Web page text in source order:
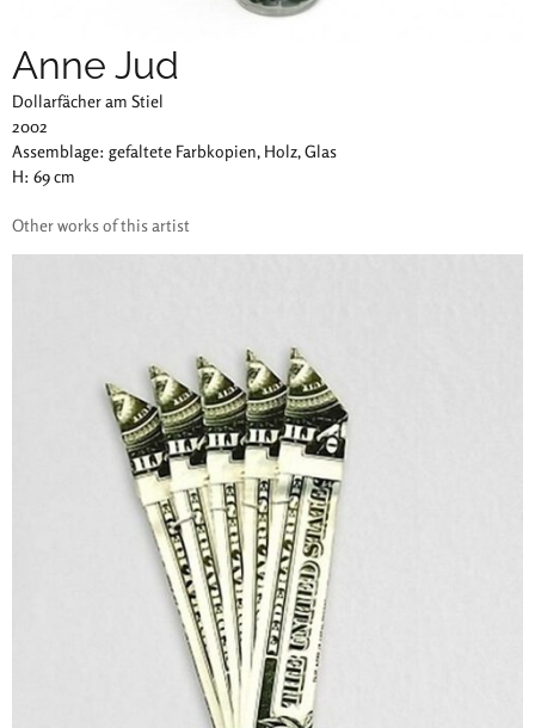
Anne Jud
Dollarfächer am Stiel
2002
Assemblage: gefaltete Farbkopien, Holz, Glas
H: 69 cm
Other works of this artist